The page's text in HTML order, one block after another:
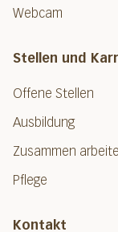
Webcam
Stellen und
Offene Stellen
Ausbildung
Zusammen
Pflege
Kontakt